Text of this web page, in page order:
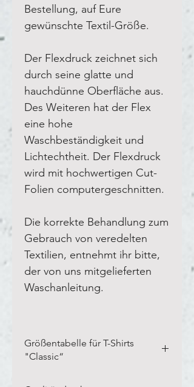
Bestellung, auf Eure
gewünschte Textil-Größe.
Der Flexdruck zeichnet sich
durch seine glatte und
hauchdünne Oberfläche aus.
Des Weiteren hat der Flex
eine hohe
Waschbeständigkeit und
Lichtechtheit. Der Flexdruck
wird mit hochwertigen Cut-
Folien computergeschnitten.
Die korrekte Behandlung zum
Gebrauch von veredelten
Textilien, entnehmt ihr bitte,
der von uns mitgelieferten
Waschanleitung.
Größentabelle für T-Shirts
"Classic“